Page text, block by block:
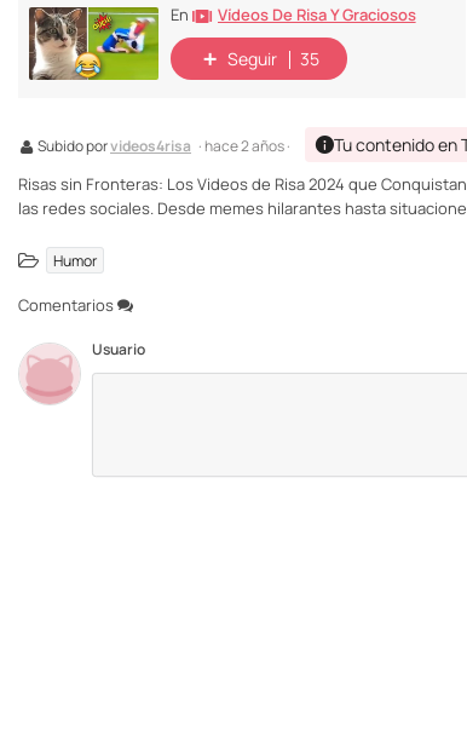
En Vídeos De Risa Y Graciosos
Seguir 35
Subido porvideos4risa · hace 2 años · Tu contenido en
Risas sin Fronteras: Los Videos de Risa 2024 que
las redes sociales. Desde memes hilarantes hasta
Humor
Comentarios
Usuario